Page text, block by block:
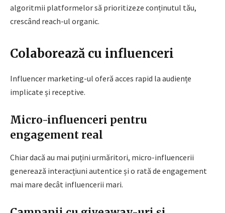
algoritmii platformelor să prioritizeze conținutul tău,
crescând reach-ul organic.
Colaborează cu influenceri
Influencer marketing-ul oferă acces rapid la audiențe
implicate și receptive.
Micro-influenceri pentru
engagement real
Chiar dacă au mai puțini urmăritori, micro-influencerii
generează interacțiuni autentice și o rată de engagement
mai mare decât influencerii mari.